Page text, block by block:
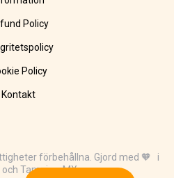
Policy
Policy
Kontakt
förbehållna. Gjord med 🧡 i
och Tampico, MX